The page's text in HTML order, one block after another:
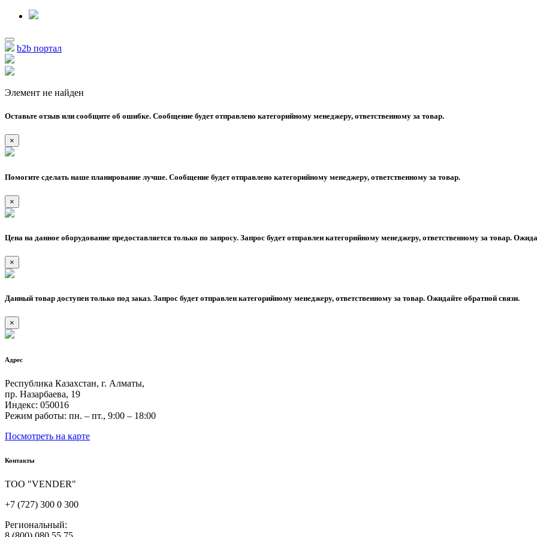
b2b портал
Элемент не найден
Оставьте отзыв или сообщите об ошибке. Сообщение будет отправлено категорийному менеджеру, ответственному за товар.
×
Помогите сделать наше планирование лучше. Сообщение будет отправлено категорийному менеджеру, ответственному за товар.
×
Цена на данное оборудование предоставляется только по запросу. Запрос будет отправлен категорийному менеджеру, ответственному за товар.
×
Данный товар доступен только под заказ. Запрос будет отправлен категорийному менеджеру, ответственному за товар. Ожидайте обратной связи.
×
Адрес
Республика Казахстан, г. Алматы,
пр. Назарбаева, 19
Индекс: 050016
Режим работы: пн. – пт., 9:00 – 18:00
Посмотреть на карте
Контакты
ТОО "VENDER"
+7 (727) 300 0 300
Региональный: